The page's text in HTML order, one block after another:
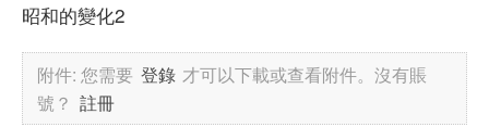
昭和的變化2
附件:您需要 登錄 才可以下載或查看附件。沒有賬
號？ 註冊